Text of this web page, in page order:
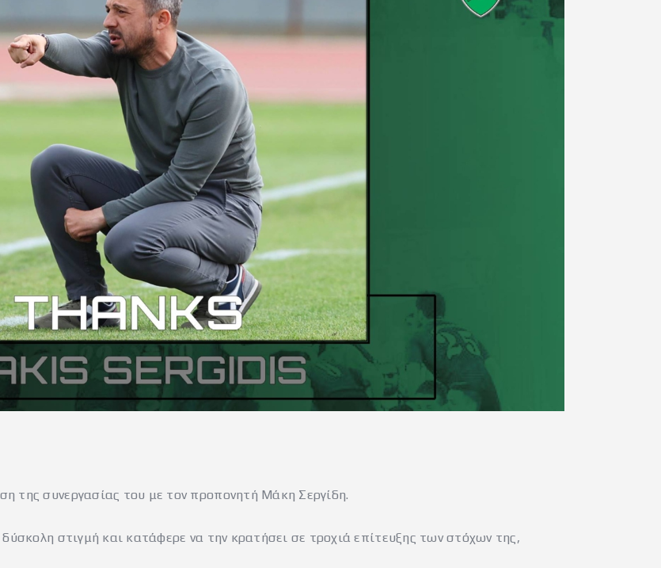
της συνεργασίας του με τον προπονητή Μάκη Σεργίδη.
στιγμή και κατάφερε να την κρατήσει σε τροχιά επίτευξης των στόχων της,